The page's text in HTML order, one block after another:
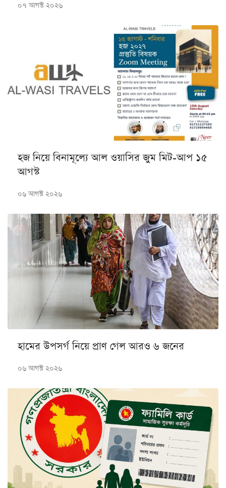
০৭ আগস্ট ২০২৬
হজ নিয়ে বিনামূল্যে আল ওয়াসির জুম মিট-আপ ১৫
আগস্ট
০৬ আগস্ট ২০২৬
হামের উপসর্গ নিয়ে প্রাণ গেল আরও ৬ জনের
০৬ আগস্ট ২০২৬